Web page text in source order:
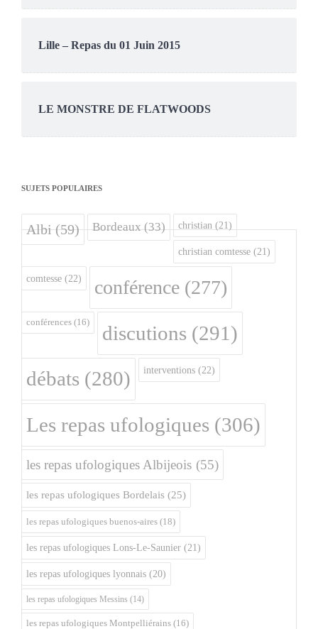
Lille – Repas du 01 Juin 2015
LE MONSTRE DE FLATWOODS
SUJETS POPULAIRES
Albi(59) Bordeaux(33) christian (21)
christian comtesse (21)
comtesse (22) conférence (277)
conférences (16) discutions (291)
débats (280) interventions (22)
Les repas ufologiques (306)
les repas ufologiques Albijeois (55)
les repas ufologiques Bordelais (25)
les repas ufologiques buenos-aires (18)
les repas ufologiques Lons-Le-Saunier (21)
les repas ufologiques lyonnais (20)
les repas ufologiques Messins (14)
les repas ufologiques Montpelliérains (16)